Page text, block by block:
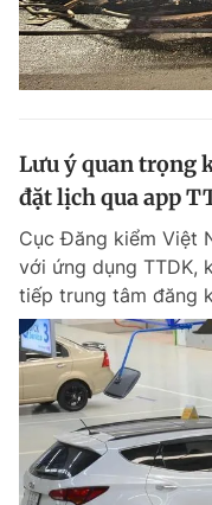
Sản phẩm khác
Tiện ích
Đọc Thanh Niên trên
Theo dõi báo trên
Lưu ý quan trọng
đặt lịch qua app
Cục Đăng kiểm Việt
với ứng dụng TTDK,
tiếp trung tâm đăng